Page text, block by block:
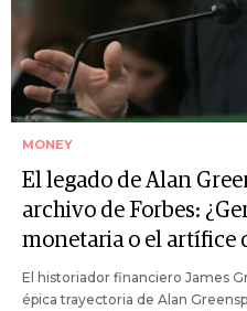
MONEY
El legado de Alan
archivo de Forbes:
monetaria o el artífice
El historiador financiero James
épica trayectoria de Alan